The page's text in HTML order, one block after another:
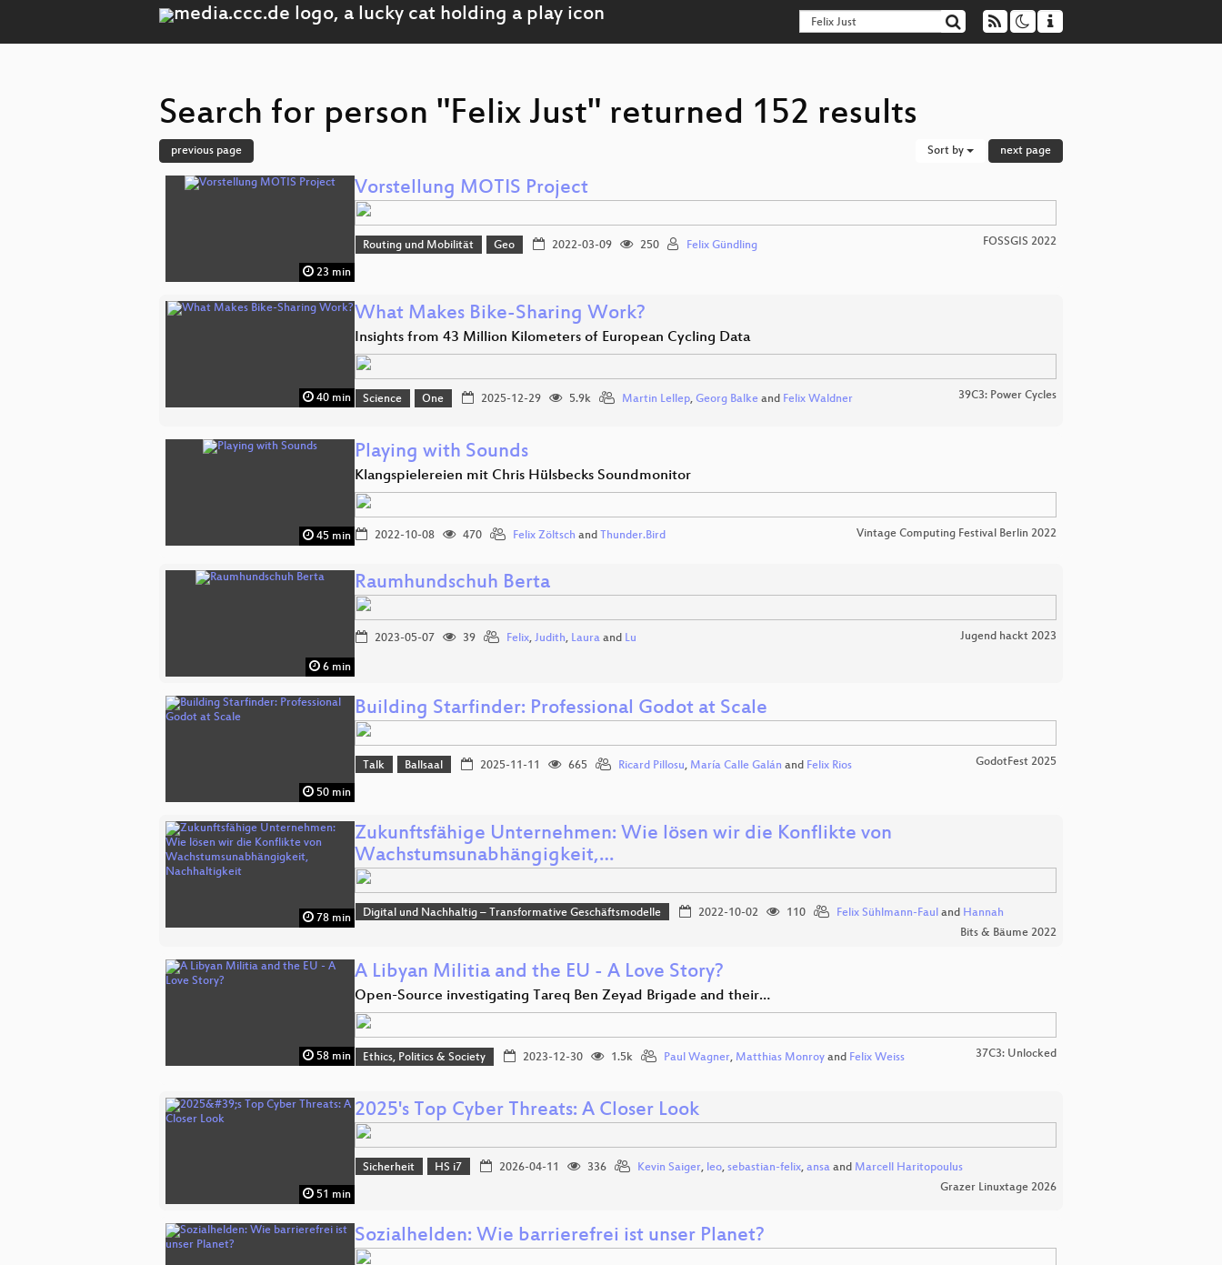
Search for person "Felix Just" returned 152 results
previous page Sort by next page
23 min
Vorstellung MOTIS Project
Routing und Mobilität Geo 2022-03-09 250 Felix Gündling FOSSGIS 2022
40 min
What Makes Bike-Sharing Work?
Insights from 43 Million Kilometers of European Cycling Data
Science One 2025-12-29 5.9k Martin Lellep, Georg Balkeand Felix Waldner 39C3: Power Cycles
45 min
Playing with Sounds
Klangspielereien mit Chris Hülsbecks Soundmonitor
2022-10-08 470 Felix Zöltsch and Thunder.Bird Vintage Computing Festival Berlin 2022
6 min
Raumhundschuh Berta
2023-05-07 39 Felix, Judith, Laura and Lu Jugend hackt 2023
50 min
Building Starfinder: Professional Godot at Scale
Talk Ballsaal 2025-11-11 665 Ricard Pillosu, María Calle Galán and Felix Rios GodotFest 2025
78 min
Zukunftsfähige Unternehmen: Wie lösen wir die Konflikte von
Wachstumsunabhängigkeit,…
Digital und Nachhaltig – Transformative Geschäftsmodelle 2022-10-02 110 Felix Sühlmann-Faul and Hannah
Bits & Bäume 2022
58 min
A Libyan Militia and the EU - A Love Story?
Open-Source investigating Tareq Ben Zeyad Brigade and their…
Ethics, Politics & Society 2023-12-30 1.5k Paul Wagner, Matthias Monroyand Felix Weiss 37C3: Unlocked
51 min
2025's Top Cyber Threats: A Closer Look
Sicherheit HS i7 2026-04-11 336 Kevin Saiger, leo, sebastian-felix, ansaand Marcell Haritopoulus
Grazer Linuxtage 2026
Sozialhelden: Wie barrierefrei ist unser Planet?